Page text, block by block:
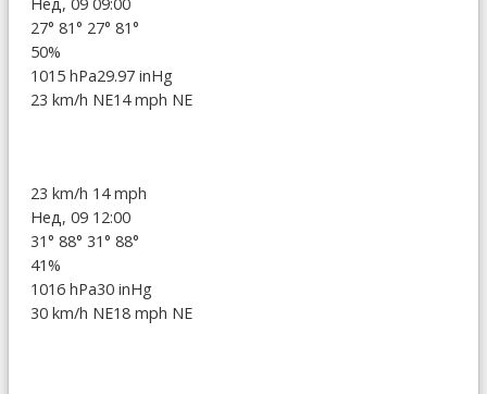
27° 81° 27° 81°
50%
1015 hPa29.97 inHg
23 km/h NE14 mph NE
23 km/h 14 mph
Нед, 09 12:00
31° 88° 31° 88°
41%
1016 hPa30 inHg
30 km/h NE18 mph NE